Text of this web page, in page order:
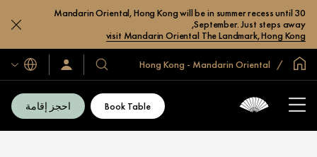
Mandarin Oriental, Hong Kong will be in summer recess until 30
September. Just steps away,
visit Mandarin Oriental The Landmark, Hong Kong
الصفحة الرئيسية العالمية
فنادقنا
ومنتجعاتنا
سجّل
الدخول/
اللغات
Book Table احجز إقامة